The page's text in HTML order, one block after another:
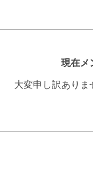
現在メ
大変申し訳あり